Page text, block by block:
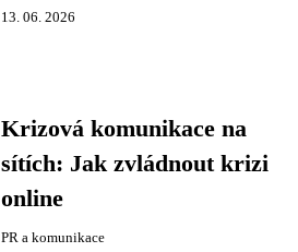
13. 06. 2026
Krizová komunikace na
sítích: Jak zvládnout krizi
online
PR a komunikace